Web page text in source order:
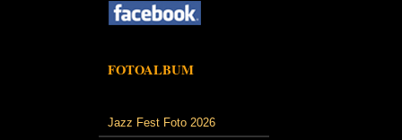
FOTOALBUM
Jazz Fest Foto 2026